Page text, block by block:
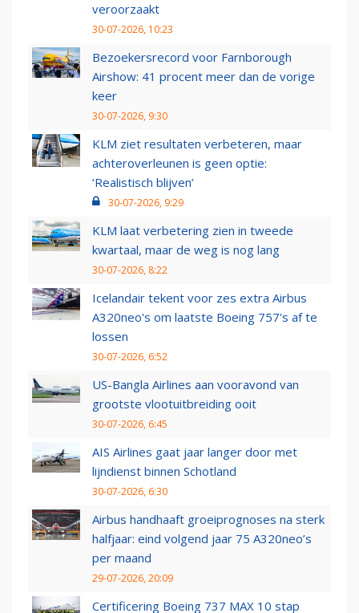
veroorzaakt
30-07-2026, 10:23
Bezoekersrecord voor Farnborough
Airshow: 41 procent meer dan de vorige
keer
30-07-2026, 9:30
KLM ziet resultaten verbeteren, maar
achteroverleunen is geen optie:
‘Realistisch blijven’
30-07-2026, 9:29
KLM laat verbetering zien in tweede
kwartaal, maar de weg is nog lang
30-07-2026, 8:22
Icelandair tekent voor zes extra Airbus
A320neo's om laatste Boeing 757's af te
lossen
30-07-2026, 6:52
US-Bangla Airlines aan vooravond van
grootste vlootuitbreiding ooit
30-07-2026, 6:45
AIS Airlines gaat jaar langer door met
lijndienst binnen Schotland
30-07-2026, 6:30
Airbus handhaaft groeiprognoses na sterk
halfjaar: eind volgend jaar 75 A320neo’s
per maand
29-07-2026, 20:09
Certificering Boeing 737 MAX 10 stap